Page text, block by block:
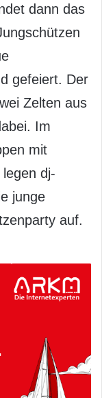
dann das
gefeiert. Der
Zelten aus
Im
mit
dj-
junge
auf.